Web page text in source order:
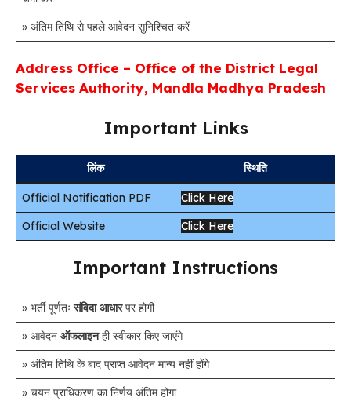
» अंतिम तिथि से पहले आवेदन सुनिश्चित करें
Address Office – Office of the District Legal
Services Authority, Mandla Madhya Pradesh
Important Links
लिंक स्थिति
Official Notification PDF
Click Here
Official Website
Click Here
Important Instructions
» भर्ती पूर्णतःसंविदा आधारपर होगी
» आवेदन ऑफलाइनही स्वीकार किए जाएंगे
» अंतिम तिथि के बाद प्राप्त आवेदन मान्य नहीं होंगे
» चयन प्राधिकरण का निर्णय अंतिम होगा